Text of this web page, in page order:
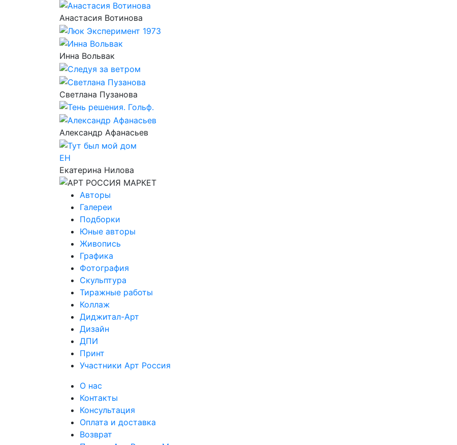
Анастасия Вотинова
Инна Вольвак
Светлана Пузанова
Александр Афанасьев
ЕН
Екатерина Нилова
Авторы
Галереи
Подборки
Юные авторы
Живопись
Графика
Фотография
Скульптура
Тиражные работы
Коллаж
Диджитал-Арт
Дизайн
ДПИ
Принт
Участники Арт Россия
О нас
Контакты
Консультация
Оплата и доставка
Возврат